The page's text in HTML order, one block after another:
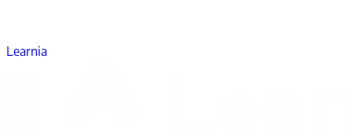
Learnia